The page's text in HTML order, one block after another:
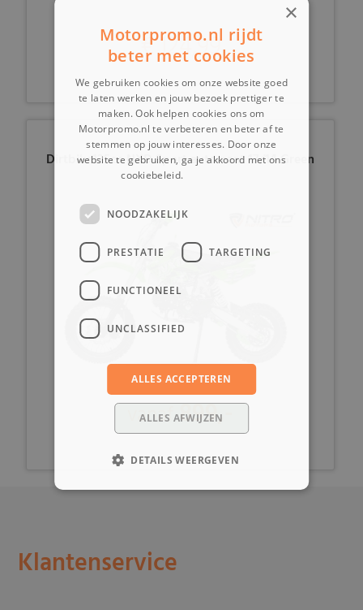
€ 124,99
Dirtbike125cc NXD Sport automaat 17/14 Green
vanaf899,-
Klantenservice
×
Motorpromo.nl rijdt
beter met cookies
We gebruiken cookies om onze website goed
te laten werken en jouw bezoek prettiger te
maken. Ook helpen cookies ons om
Motorpromo.nl te verbeteren en beter af te
stemmen op jouw interesses. Door onze
website te gebruiken, ga je akkoord met ons
cookiebeleid.
NOODZAKELIJK
PRESTATIE TARGETING
FUNCTIONEEL
UNCLASSIFIED
ALLES ACCEPTEREN
ALLES AFWIJZEN
DETAILS WEERGEVEN